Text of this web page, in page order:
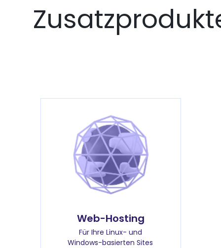
Web-Hosting
Für Ihre Linux- und
Windows-basierten Sites